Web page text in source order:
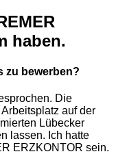
haben.
zu bewerben?
Die
auf der
Lübecker
lassen. Ich hatte
ERZKONTOR sein.